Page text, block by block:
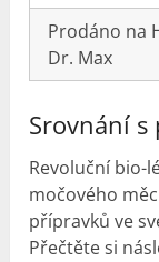
Prodáno na
Dr. Max
Srovnání
Revoluční bio-
močového
přípravků ve
Přečtěte si